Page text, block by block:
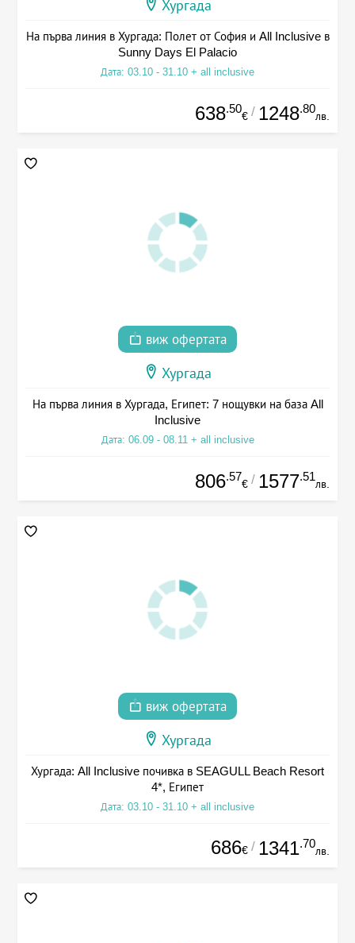
Хургада
На първа линия в Хургада: Полет от София и All Inclusive в
Sunny Days El Palacio
Дата: 03.10 - 31.10 + all inclusive
638.50
€ / 1248.80
лв.
виж офертата
Хургада
На първа линия в Хургада, Египет: 7 нощувки на база All
Inclusive
Дата: 06.09 - 08.11 + all inclusive
806.57
€ / 1577.51
лв.
виж офертата
Хургада
Хургада: All Inclusive почивка в SEAGULL Beach Resort
4*, Египет
Дата: 03.10 - 31.10 + all inclusive
686€ / 1341.70
лв.